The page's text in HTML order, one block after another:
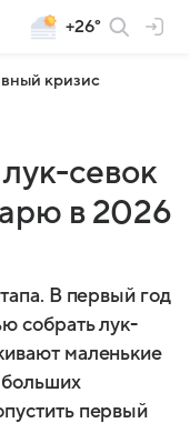
+26°
кризис
севок
в 2026
В первый год
собрать лук-
маленькие
больших
первый